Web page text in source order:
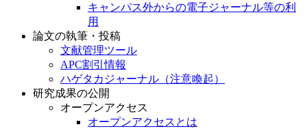
キャンパス外からの電子ジャーナル等の利
用
論文の執筆・投稿
文献管理ツール
APC割引情報
ハゲタカジャーナル（注意喚起）
研究成果の公開
オープンアクセス
オープンアクセスとは